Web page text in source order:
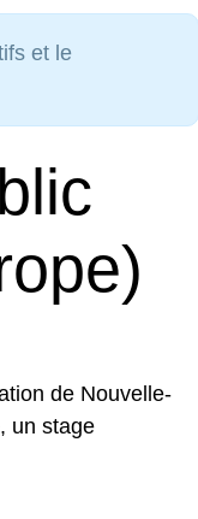
et le
de Nouvelle-
un stage